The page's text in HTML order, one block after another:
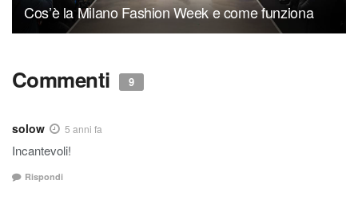
Cos’è la Milano Fashion Week e come funziona
Commenti 9
solow 5 anni fa
Incantevoli!
Rispondi